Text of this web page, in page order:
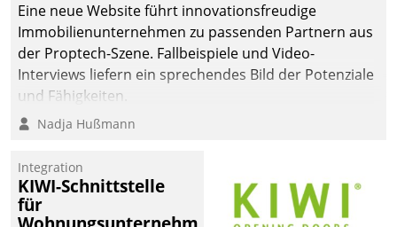
Eine neue Website führt innovationsfreudige
Immobilienunternehmen zu passenden Partnern aus
der Proptech-Szene. Fallbeispiele und Video-
Interviews liefern ein sprechendes Bild der Potenziale
und Fähigkeiten.
Nadja Hußmann
Integration
KIWI-Schnittstelle
für